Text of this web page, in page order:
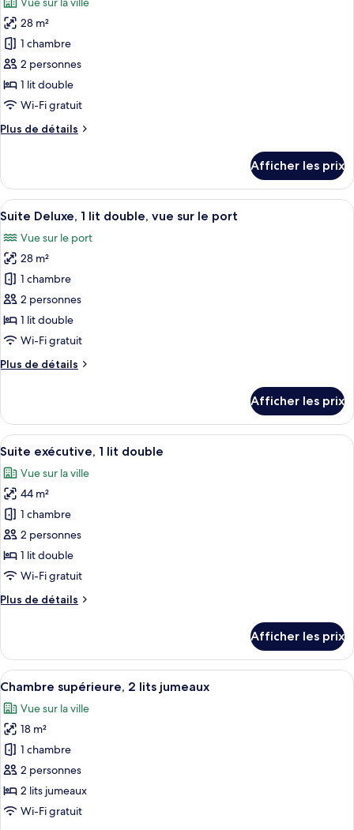
jumeaux
les
photos
pour
ce
type
de
chambre :
Suite
lit
double
28 m²
1 chambre
2 personnes
1 lit double
Wi-Fi gratuit
Plus de détails
Plus
Suite
supérieure,
1
double
Afficher les prix
Afficher
toutes
les
photos
pour
ce
type
de
chambre :
Suite
lit
double,
vue
sur
le
port
Une chambre d’hôtel avec une
4
Suite Deluxe, 1 lit double, vue sur le port
Vue sur le port
28 m²
1 chambre
2 personnes
1 lit double
Wi-Fi gratuit
Plus de détails
Plus
Suite
Deluxe,
1
double,
vue
sur
le
port
Afficher les prix
Afficher
toutes
les
photos
pour
ce
type
de
chambre :
Suite
lit
double
Une chambre d’hôtel avec un grand
5
Suite exécutive, 1 lit double
Vue sur la ville
44 m²
1 chambre
2 personnes
1 lit double
Wi-Fi gratuit
Plus de détails
Plus
Suite
exécutive,
1
double
Afficher les prix
Afficher
toutes
les
photos
pour
ce
type
de
chambre :
Une chambre d’hôtel avec deux lits,
4
Chambre supérieure, 2 lits jumeaux
Vue sur la ville
18 m²
1 chambre
2 personnes
2 lits jumeaux
Wi-Fi gratuit